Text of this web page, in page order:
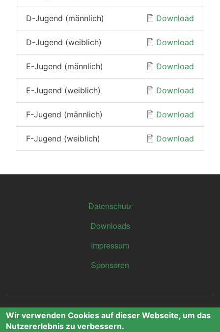
D-Jugend (männlich) Download
D-Jugend (weiblich) Download
E-Jugend (männlich) Download
E-Jugend (weiblich) Download
F-Jugend (männlich) Download
F-Jugend (weiblich) Download
Datenschutz
Downloads
Impressum
Sponsoren
User
Log in
Wir verwenden Cookies auf dieser Webseite, um das
Nutzererlebnis zu verbessern.